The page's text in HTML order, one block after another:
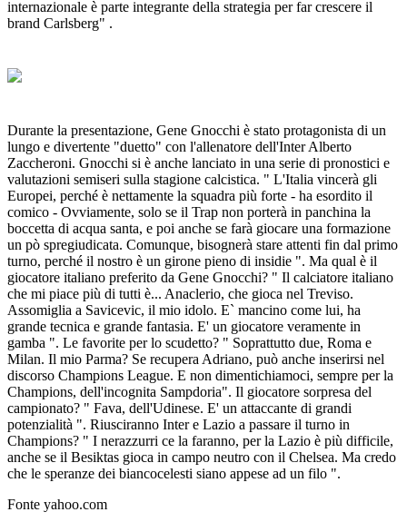
internazionale è parte integrante della strategia per far crescere il
brand Carlsberg" .
Durante la presentazione, Gene Gnocchi è stato protagonista di un
lungo e divertente "duetto" con l'allenatore dell'Inter Alberto
Zaccheroni. Gnocchi si è anche lanciato in una serie di pronostici e
valutazioni semiseri sulla stagione calcistica. " L'Italia vincerà gli
Europei, perché è nettamente la squadra più forte - ha esordito il
comico - Ovviamente, solo se il Trap non porterà in panchina la
boccetta di acqua santa, e poi anche se farà giocare una formazione
un pò spregiudicata. Comunque, bisognerà stare attenti fin dal primo
turno, perché il nostro è un girone pieno di insidie ". Ma qual è il
giocatore italiano preferito da Gene Gnocchi? " Il calciatore italiano
che mi piace più di tutti è... Anaclerio, che gioca nel Treviso.
Assomiglia a Savicevic, il mio idolo. E` mancino come lui, ha
grande tecnica e grande fantasia. E' un giocatore veramente in
gamba ". Le favorite per lo scudetto? " Soprattutto due, Roma e
Milan. Il mio Parma? Se recupera Adriano, può anche inserirsi nel
discorso Champions League. E non dimentichiamoci, sempre per la
Champions, dell'incognita Sampdoria". Il giocatore sorpresa del
campionato? " Fava, dell'Udinese. E' un attaccante di grandi
potenzialità ". Riusciranno Inter e Lazio a passare il turno in
Champions? " I nerazzurri ce la faranno, per la Lazio è più difficile,
anche se il Besiktas gioca in campo neutro con il Chelsea. Ma credo
che le speranze dei biancocelesti siano appese ad un filo ".
Fonte yahoo.com